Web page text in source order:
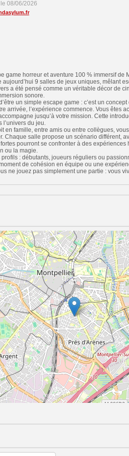
08/06/2026
game horreur et aventure 100 % immersif de
aujourd’hui 9 salles de jeux uniques, mêlant
a été pensé comme un véritable décor de
sonore.
un simple escape game : c’est un
arrivée, l’expérience commence. Vous êtes
jusqu’à votre mission. Cette
l’univers du jeu.
en famille, entre amis ou entre collègues,
Chaque salle propose un scénario différent,
pourront se confronter à des expériences
ou la magie.
: débutants, joueurs réguliers ou
de cohésion en équipe ou une
ne jouez pas simplement une partie : vous